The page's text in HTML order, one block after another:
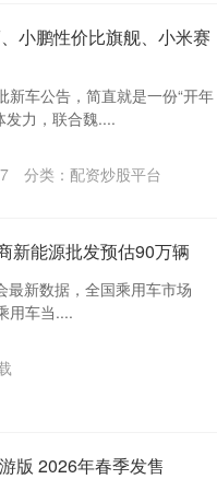
小鹏性价比旗舰、小米赛
车公告，简直就是一份“开年
发力，联合魏....
分类： 配资炒股平台
新能源批发预估90万辆
新数据，全国乘用车市场
用车当....
版 2026年春季发售